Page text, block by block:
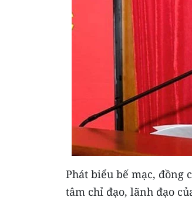
Phát biểu bế mạc, đồng
tâm chỉ đạo, lãnh đạo